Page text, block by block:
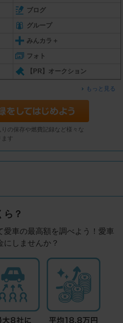
ブログ
グループ
みんカラ＋
フォト
【PR】オークション
もっと見る
の保存や燃費記録など様々な
す
ら？
愛車の最高額を調べよう！愛車
にしませんか？